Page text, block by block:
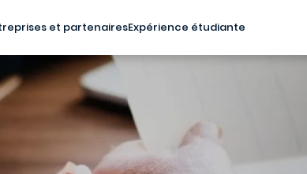
et partenairesExpérience étudiante